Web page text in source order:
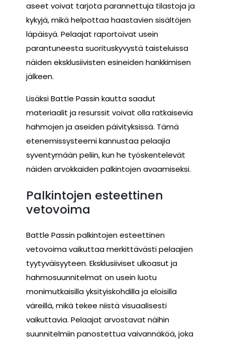
aseet voivat tarjota parannettuja tilastoja ja
kykyjä, mikä helpottaa haastavien sisältöjen
läpäisyä. Pelaajat raportoivat usein
parantuneesta suorituskyvystä taisteluissa
näiden eksklusiivisten esineiden hankkimisen
jälkeen.
Lisäksi Battle Passin kautta saadut
materiaalit ja resurssit voivat olla ratkaisevia
hahmojen ja aseiden päivityksissä. Tämä
etenemissysteemi kannustaa pelaajia
syventymään peliin, kun he työskentelevät
näiden arvokkaiden palkintojen avaamiseksi.
Palkintojen esteettinen
vetovoima
Battle Passin palkintojen esteettinen
vetovoima vaikuttaa merkittävästi pelaajien
tyytyväisyyteen. Eksklusiiviset ulkoasut ja
hahmosuunnitelmat on usein luotu
monimutkaisilla yksityiskohdilla ja eloisilla
väreillä, mikä tekee niistä visuaalisesti
vaikuttavia. Pelaajat arvostavat näihin
suunnitelmiin panostettua vaivannäköä, joka